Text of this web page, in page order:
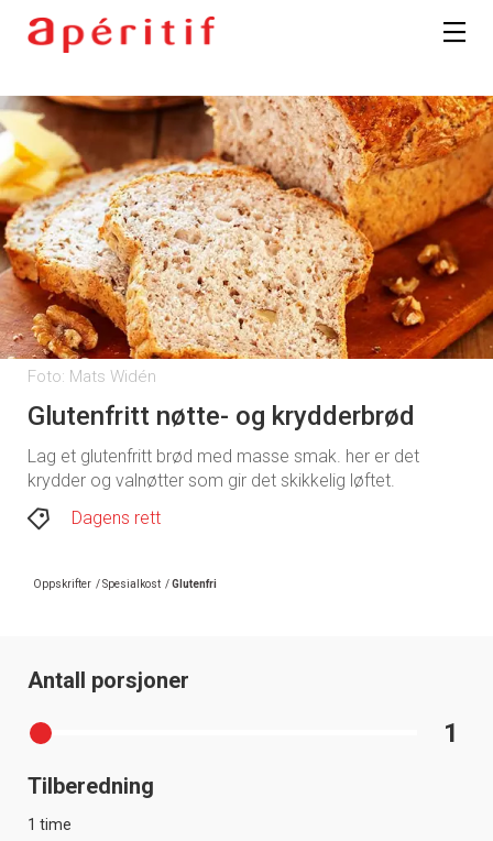
Foto: Mats Widén
Glutenfritt nøtte- og krydderbrød
Lag et glutenfritt brød med masse smak. her er det
krydder og valnøtter som gir det skikkelig løftet.
Dagens rett
Oppskrifter /Spesialkost /Glutenfri
Antall porsjoner
1
Tilberedning
1 time